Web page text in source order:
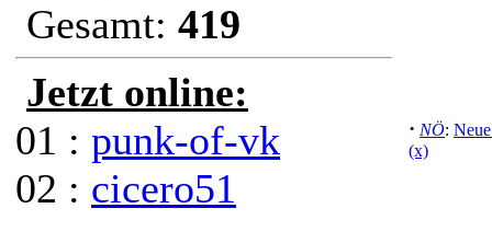
Gesamt: 419
Jetzt online:
01 : punk-of-vk
02 : cicero51
· NÖ:
(x)